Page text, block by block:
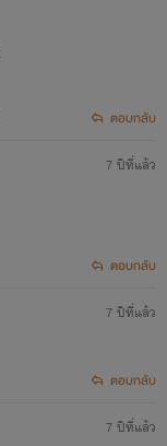
ตอบกลับ
7 ปีที่แล้ว
ตอบกลับ
7 ปีที่แล้ว
ตอบกลับ
7 ปีที่แล้ว